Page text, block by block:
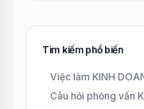
Tìm kiếm phổ biến
Việc làm KINH
Câu hỏi phỏng vấn